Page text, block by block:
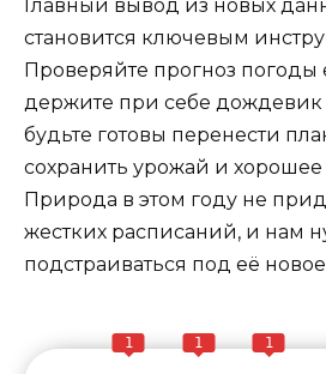
Главный вывод из новых
становится ключевым
Проверяйте прогноз
держите при себе дождевик
будьте готовы перенести
сохранить урожай и хорошее
Природа в этом году не
жестких расписаний, и нам
подстраиваться под её
1 1 1